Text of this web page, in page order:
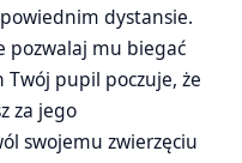
dystansie.
pozwalaj mu biegać
pupil poczuje, że
za jego
swojemu zwierzęciu